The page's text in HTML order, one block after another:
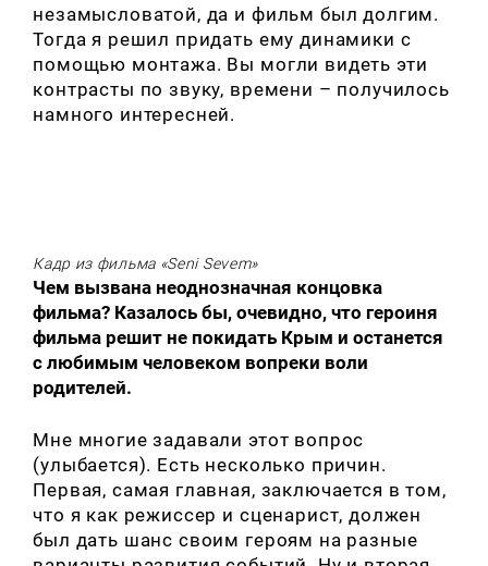
незамысловатой, да и фильм был долгим.
Тогда я решил придать ему динамики с
помощью монтажа. Вы могли видеть эти
контрасты по звуку, времени – получилось
намного интересней.
Кадр из фильма «Seni Sevem»
Чем вызвана неоднозначная концовка
фильма? Казалось бы, очевидно, что героиня
фильма решит не покидать Крым и останется
с любимым человеком вопреки воли
родителей.
Мне многие задавали этот вопрос
(улыбается). Есть несколько причин.
Первая, самая главная, заключается в том,
что я как режиссер и сценарист, должен
был дать шанс своим героям на разные